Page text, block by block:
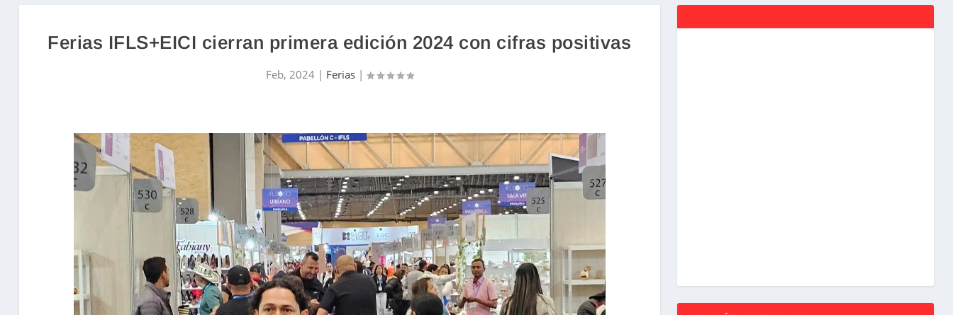
Ferias IFLS+EICI cierran primera edición 2024 con cifras positivas
Feb, 2024| Ferias|